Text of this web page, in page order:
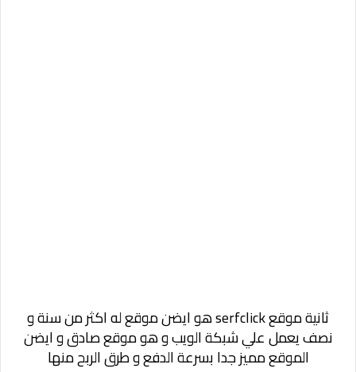
ثانية موقعserfclickهو ايضن موقع له اكثر من سنة و
نصف يعمل علي شبكة الويب و هو موقع صادق و ايضن
الموقع مميز جدا بسرعة الدفع و طرق الربح منها